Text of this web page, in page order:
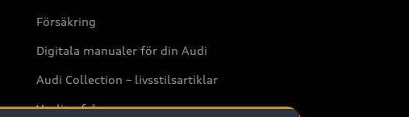
Försäkring
Digitala manualer för din Audi
Audi Collection – livsstilsartiklar
Vanliga frågor